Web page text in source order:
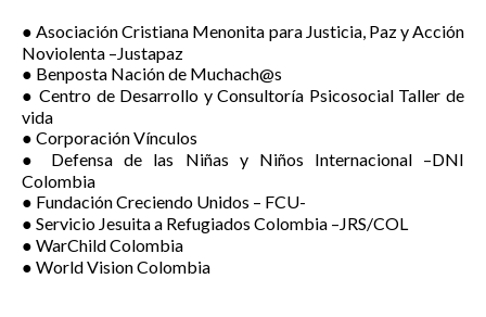
● Asociación Cristiana Menonita para Justicia, Paz y Acción
Noviolenta –Justapaz
● Benposta Nación de Muchach@s
● Centro de Desarrollo y Consultoría Psicosocial Taller de
vida
● Corporación Vínculos
● Defensa de las Niñas y Niños Internacional –DNI
Colombia
● Fundación Creciendo Unidos – FCU-
● Servicio Jesuita a Refugiados Colombia –JRS/COL
● WarChild Colombia
● World Vision Colombia